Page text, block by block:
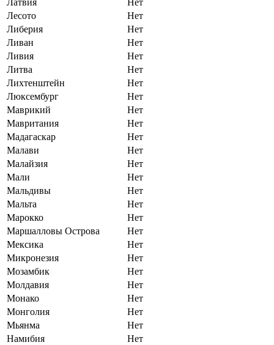
Латвия
Нет
Лесото
Нет
Либерия
Нет
Ливан
Нет
Ливия
Нет
Литва
Нет
Лихтенштейн
Нет
Люксембург
Нет
Маврикий
Нет
Мавритания
Нет
Мадагаскар
Нет
Малави
Нет
Малайзия
Нет
Мали
Нет
Мальдивы
Нет
Мальта
Нет
Марокко
Нет
Маршалловы Острова
Нет
Мексика
Нет
Микронезия
Нет
Мозамбик
Нет
Молдавия
Нет
Монако
Нет
Монголия
Нет
Мьянма
Нет
Намибия
Нет